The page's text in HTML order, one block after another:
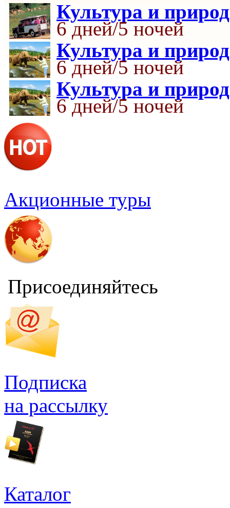
Культура и
6 дней/5 ночей
Культура и
6 дней/5 ночей
Культура и
6 дней/5 ночей
Акционные туры
Присоединяйтесь
Подписка
на рассылку
Каталог